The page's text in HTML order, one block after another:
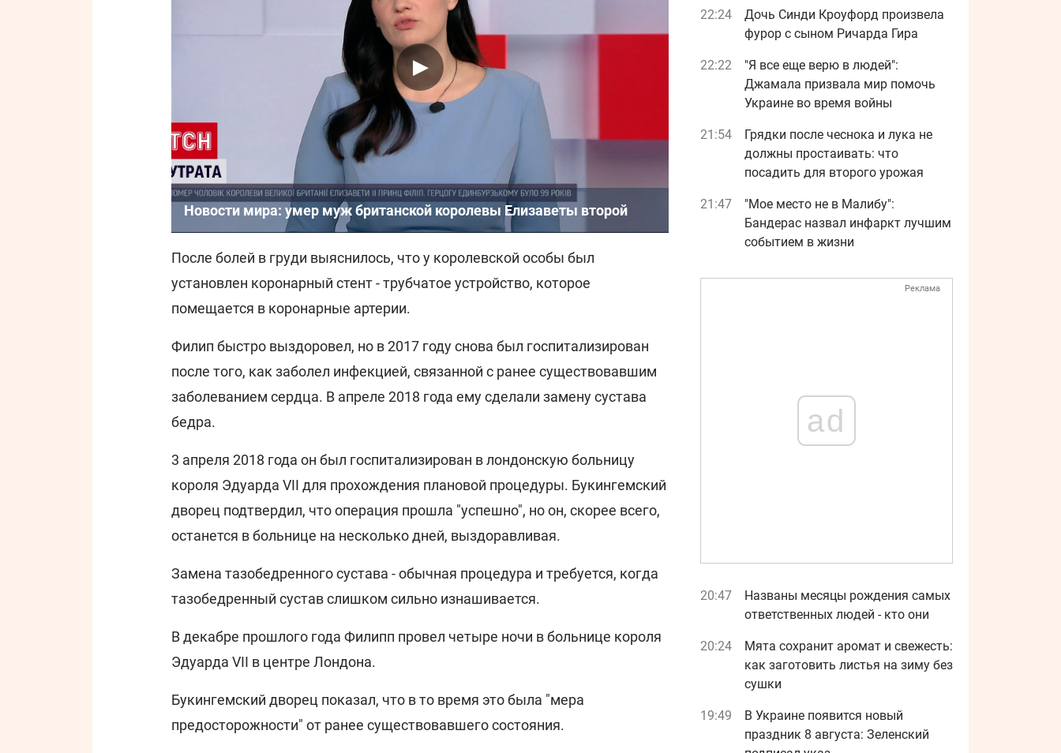
Новости мира: умер муж британской королевы Елизаветы второй
После болей в груди выяснилось, что у королевской особы был
установлен коронарный стент - трубчатое устройство, которое
помещается в коронарные артерии.
Филип быстро выздоровел, но в 2017 году снова был госпитализирован
после того, как заболел инфекцией, связанной с ранее существовавшим
заболеванием сердца. В апреле 2018 года ему сделали замену сустава
бедра.
3 апреля 2018 года он был госпитализирован в лондонскую больницу
короля Эдуарда VII для прохождения плановой процедуры. Букингемский
дворец подтвердил, что операция прошла "успешно", но он, скорее всего,
останется в больнице на несколько дней, выздоравливая.
Замена тазобедренного сустава - обычная процедура и требуется, когда
тазобедренный сустав слишком сильно изнашивается.
В декабре прошлого года Филипп провел четыре ночи в больнице короля
Эдуарда VII в центре Лондона.
Букингемский дворец показал, что в то время это была "мера
предосторожности" от ранее существовавшего состояния.
22:24
Дочь Синди Кроуфорд произвела
фурор с сыном Ричарда Гира
22:22
"Я все еще верю в людей":
Джамала призвала мир помочь
Украине во время войны
21:54
Грядки после чеснока и лука не
должны простаивать: что
посадить для второго урожая
21:47
"Мое место не в Малибу":
Бандерас назвал инфаркт лучшим
событием в жизни
Реклама
ad
20:47
Названы месяцы рождения самых
ответственных людей - кто они
20:24
Мята сохранит аромат и свежесть:
как заготовить листья на зиму без
сушки
19:49
В Украине появится новый
праздник 8 августа: Зеленский